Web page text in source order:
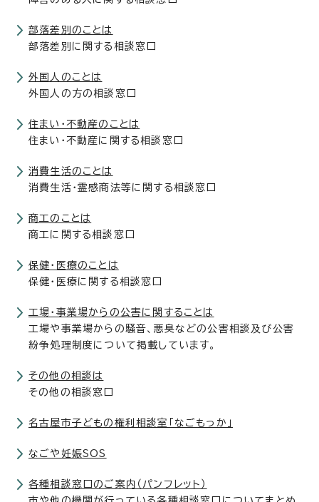
部落差別のことは
部落差別に関する相談窓口
外国人のことは
外国人の方の相談窓口
住まい・不動産のことは
住まい・不動産に関する相談窓口
消費生活のことは
消費生活・霊感商法等に関する相談窓口
商工のことは
商工に関する相談窓口
保健・医療のことは
保健・医療に関する相談窓口
工場・事業場からの公害に関することは
工場や事業場からの騒音、悪臭などの公害相談及び公害
紛争処理制度について掲載しています。
その他の相談は
その他の相談窓口
名古屋市子どもの権利相談室「なごもっか」
なごや妊娠SOS
各種相談窓口のご案内（パンフレット）